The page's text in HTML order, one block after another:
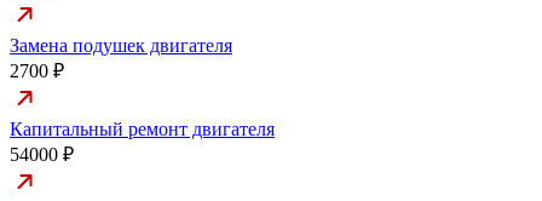
Замена подушек двигателя
2700 ₽
Капитальный ремонт двигателя
54000 ₽